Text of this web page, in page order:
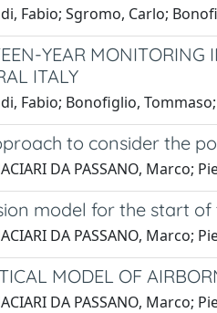
Fabio; Sgromo, Carlo;
YEAR MONITORING
ITALY
Fabio; Bonofiglio, Tommaso;
to consider the
DA PASSANO, Marco;
model for the start
DA PASSANO, Marco;
MODEL OF
DA PASSANO, Marco;